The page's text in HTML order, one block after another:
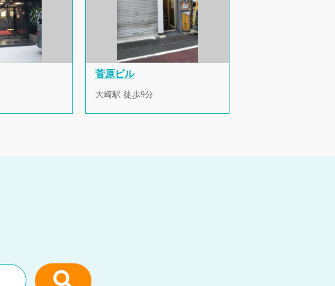
菅原ビル
大崎駅 徒歩9分